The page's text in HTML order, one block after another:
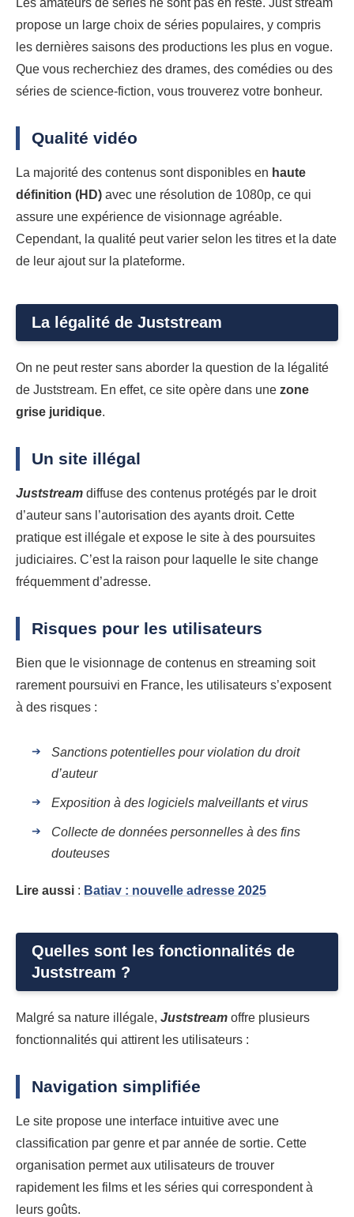
propose un large choix de séries populaires, y compris
les dernières saisons des productions les plus en vogue.
Que vous recherchiez des drames, des comédies ou des
séries de science-fiction, vous trouverez votre bonheur.
Qualité vidéo
La majorité des contenus sont disponibles en haute
définition (HD) avec une résolution de 1080p, ce qui
assure une expérience de visionnage agréable.
Cependant, la qualité peut varier selon les titres et la date
de leur ajout sur la plateforme.
La légalité de Juststream
On ne peut rester sans aborder la question de la légalité
de Juststream. En effet, ce site opère dans une zone
grise juridique.
Un site illégal
Juststream diffuse des contenus protégés par le droit
d’auteur sans l’autorisation des ayants droit. Cette
pratique est illégale et expose le site à des poursuites
judiciaires. C’est la raison pour laquelle le site change
fréquemment d’adresse.
Risques pour les utilisateurs
Bien que le visionnage de contenus en streaming soit
rarement poursuivi en France, les utilisateurs s’exposent
à des risques :
Sanctions potentielles pour violation du droit
d’auteur
Exposition à des logiciels malveillants et virus
Collecte de données personnelles à des fins
douteuses
Lire aussi : Batiav : nouvelle adresse 2025
Quelles sont les fonctionnalités de
Juststream ?
Malgré sa nature illégale, Juststream offre plusieurs
fonctionnalités qui attirent les utilisateurs :
Navigation simplifiée
Le site propose une interface intuitive avec une
classification par genre et par année de sortie. Cette
organisation permet aux utilisateurs de trouver
rapidement les films et les séries qui correspondent à
leurs goûts.